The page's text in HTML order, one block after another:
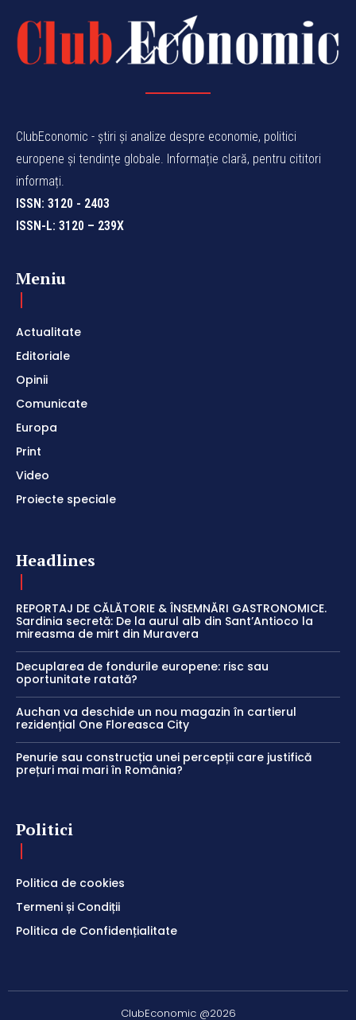
ClubEconomic - știri și analize despre economie, politici
europene și tendințe globale. Informație clară, pentru cititori
informați.
ISSN: 3120 - 2403
ISSN-L: 3120 – 239X
Meniu
Actualitate
Editoriale
Opinii
Comunicate
Europa
Print
Video
Proiecte speciale
Headlines
REPORTAJ DE CĂLĂTORIE & ÎNSEMNĂRI GASTRONOMICE.
Sardinia secretă: De la aurul alb din Sant’Antioco la
mireasma de mirt din Muravera
Decuplarea de fondurile europene: risc sau
oportunitate ratată?
Auchan va deschide un nou magazin în cartierul
rezidențial One Floreasca City
Penurie sau construcția unei percepții care justifică
prețuri mai mari în România?
Politici
Politica de cookies
Termeni și Condiții
Politica de Confidențialitate
ClubEconomic @2026